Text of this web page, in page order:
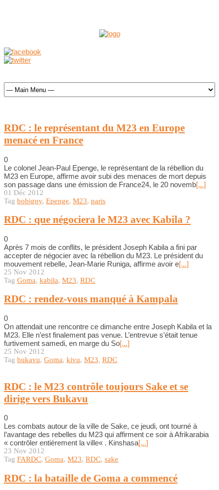
RDC : le représentant du M23 en Europe
menacé en France
0
Le colonel Jean-Paul Epenge, le représentant de la rébellion du
M23 en Europe, affirme avoir subi des menaces de mort depuis
son passage dans une émission de France24, le 20 novemb[...]
01 Déc 2012
Tag bobigny, Epenge, M23, paris
RDC : que négociera le M23 avec Kabila ?
0
Après 7 mois de conflits, le président Joseph Kabila a fini par
accepter de négocier avec la rébellion du M23. Le président du
mouvement rebelle, Jean-Marie Runiga, affirme avoir e[...]
25 Nov 2012
Tag Goma, kabila, M23, RDC
RDC : rendez-vous manqué à Kampala
0
On attendait une rencontre ce dimanche entre Joseph Kabila et la
M23. Elle n’est finalement pas venue. L’entrevue s’était tenue
furtivement samedi, en marge du So[...]
25 Nov 2012
Tag bukavu, Goma, kivu, M23, RDC
RDC : le M23 contrôle toujours Sake et se
dirige vers Bukavu
0
Les combats autour de la ville de Sake, ce jeudi, ont tourné à
l’avantage des rebelles du M23 qui affirment ce soir à Afrikarabia
« contrôler entièrement la ville« . Kinshasa[...]
23 Nov 2012
Tag FARDC, Goma, M23, RDC, sake
RDC : la bataille de Goma a commencé